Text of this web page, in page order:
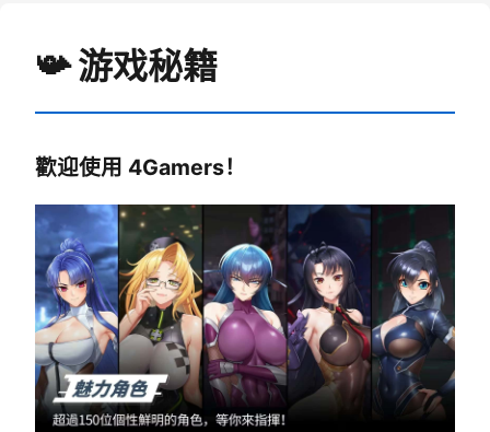
📯 游戏秘籍
歡迎使用 4Gamers！